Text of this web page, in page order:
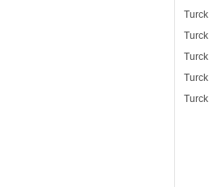
Turck
Turck
Turck
Turck
Turck